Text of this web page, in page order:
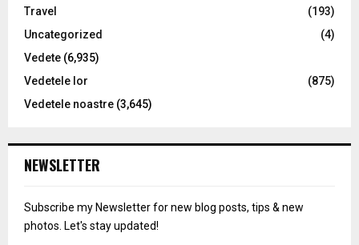
Travel
(193)
Uncategorized
(4)
Vedete (6,935)
Vedetele lor
(875)
Vedetele noastre (3,645)
NEWSLETTER
Subscribe my Newsletter for new blog posts, tips & new
photos. Let's stay updated!